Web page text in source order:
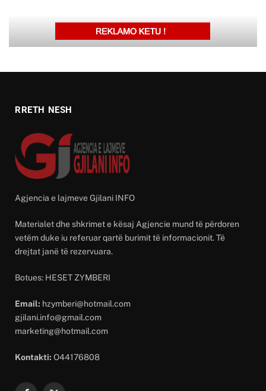
RRETH NESH
Agjencia e lajmeve Gjilani INFO
Materialet dhe shkrimet e kësaj Agjencie mund të përdoren
vetëm duke iu referuar qartë burimit të informacionit. Të
drejtat janë të rezervuara.
Botues: HESET ZYMBERI
Email: hzymberi@hotmail.com
gjilani.info@gmail.com
marketing@hotmail.com
Kontakti: O44176808